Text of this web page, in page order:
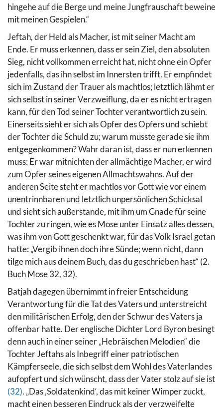
hingehe auf die Berge und meine Jungfrauschaft beweine
mit meinen Gespielen.“
Jeftah, der Held als Macher, ist mit seiner Macht am
Ende. Er muss erkennen, dass er sein Ziel, den absoluten
Sieg, nicht vollkommen erreicht hat, nicht ohne ein Opfer
jedenfalls, das ihn selbst im Innersten trifft. Er empfindet
sich im Zustand der Trauer als machtlos; letztlich lähmt er
sich selbst in seiner Verzweiflung, da er es nicht ertragen
kann, für den Tod seiner Tochter verantwortlich zu sein.
Einerseits sieht er sich als Opfer des Opfers und schiebt
der Tochter die Schuld zu; warum musste gerade sie ihm
entgegenkommen? Wahr daran ist, dass er nun erkennen
muss: Er war mitnichten der allmächtige Macher, er wird
zum Opfer seines eigenen Allmachtswahns. Auf der
anderen Seite steht er machtlos vor Gott wie vor einem
unentrinnbaren und letztlich unpersönlichen Schicksal
und sieht sich außerstande, mit ihm um Gnade für seine
Tochter zu ringen, wie es Mose unter Einsatz alles dessen,
was ihm von Gott geschenkt war, für das Volk Israel getan
hatte: „Vergib ihnen doch ihre Sünde; wenn nicht, dann
tilge mich aus deinem Buch, das du geschrieben hast“ (2.
Buch Mose 32, 32).
Batjah dagegen übernimmt in freier Entscheidung
Verantwortung für die Tat des Vaters und unterstreicht
den militärischen Erfolg, den der Schwur des Vaters ja
offenbar hatte. Der englische Dichter Lord Byron besingt
denn auch in einer seiner „Hebräischen Melodien“ die
Tochter Jeftahs als Inbegriff einer patriotischen
Kämpferseele, die sich selbst dem Wohl des Vaterlandes
aufopfert und sich wünscht, dass der Vater stolz auf sie ist
(32). „Das ‚Soldatenkind‘, das mit keiner Wimper zuckt,
macht einen besseren Eindruck als der verzweifelte